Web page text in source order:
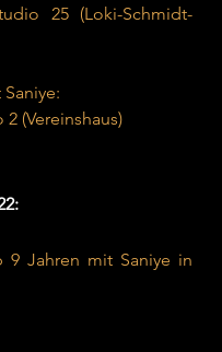
25 (Loki-Schmidt-
2 (Vereinshaus)
9 Jahren mit Saniye in